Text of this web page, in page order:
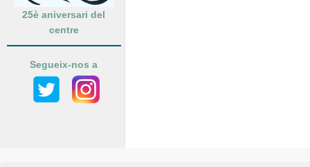
25è aniversari del
centre
Segueix-nos a